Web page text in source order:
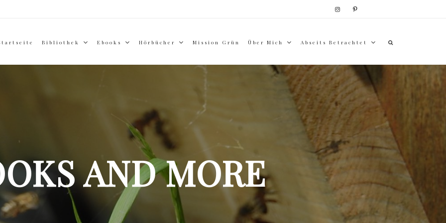
Bibliothek Ebooks Hörbücher Mission Grün Über Mich Abseits Betrachtet
AND MORE